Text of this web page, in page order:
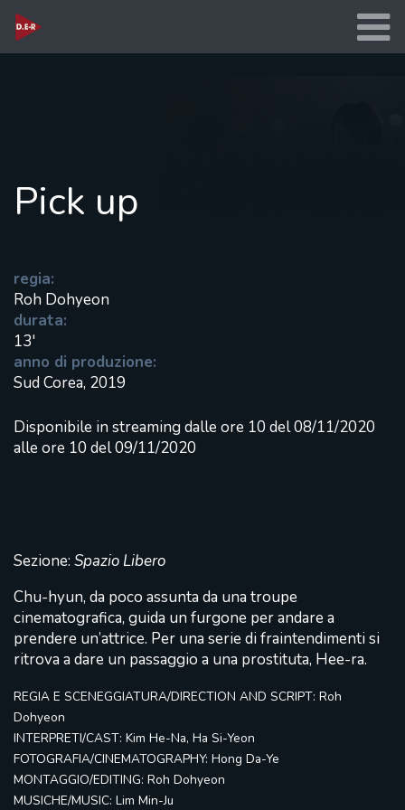
Pick up
regia:
Roh Dohyeon
durata:
13'
anno di produzione:
Sud Corea, 2019
Disponibile in streaming dalle ore 10 del 08/11/2020
alle ore 10 del 09/11/2020
Sezione: Spazio Libero
Chu-hyun, da poco assunta da una troupe
cinematografica, guida un furgone per andare a
prendere un’attrice. Per una serie di fraintendimenti si
ritrova a dare un passaggio a una prostituta, Hee-ra.
REGIA E SCENEGGIATURA/DIRECTION AND SCRIPT: Roh
Dohyeon
INTERPRETI/CAST: Kim He-Na, Ha Si-Yeon
FOTOGRAFIA/CINEMATOGRAPHY: Hong Da-Ye
MONTAGGIO/EDITING: Roh Dohyeon
MUSICHE/MUSIC: Lim Min-Ju